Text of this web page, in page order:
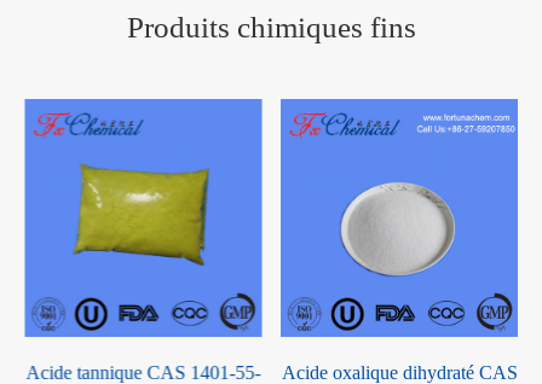
Produits chimiques fins
Acide tannique CAS 1401-55-
Acide oxalique dihydraté CAS